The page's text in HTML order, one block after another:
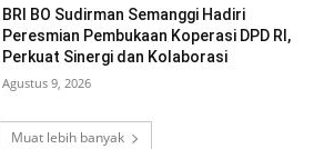
BRI BO Sudirman Semanggi Hadiri
Peresmian Pembukaan Koperasi DPD RI,
Perkuat Sinergi dan Kolaborasi
Agustus 9, 2026
Muat lebih banyak